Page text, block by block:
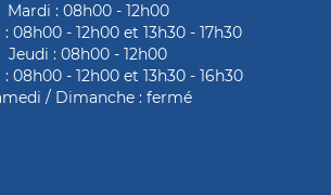
Mardi : 08h00 - 12h00
08h00 - 12h00 et 13h30 - 17h30
Jeudi : 08h00 - 12h00
08h00 - 12h00 et 13h30 - 16h30
/ Dimanche : fermé